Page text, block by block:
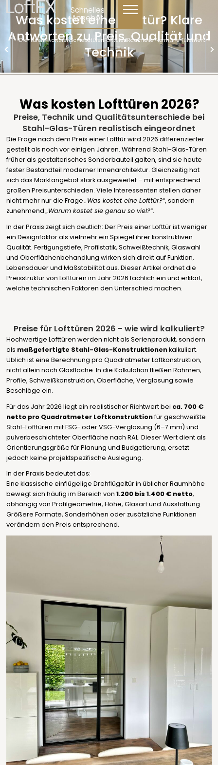
springen
Schnelles
Angebot
DrehtürenPivottürenSchiebetürenFalttürenRaumteilerNormLine TürenTenzo
Was kostet eine Lofttür? Klare
Antworten zu Preis, Qualität und
Technik
Was kosten Lofttüren 2026?
Preise, Technik und Qualitätsunterschiede bei
Stahl-Glas-Türen realistisch eingeordnet
Die Frage nach dem Preis einer Lofttür wird 2026 differenzierter
gestellt als noch vor einigen Jahren. Während Stahl-Glas-Türen
früher als gestalterisches Sonderbauteil galten, sind sie heute
fester Bestandteil moderner Innenarchitektur. Gleichzeitig hat
sich das Marktangebot stark ausgeweitet – mit entsprechend
großen Preisunterschieden. Viele Interessenten stellen daher
nicht mehr nur die Frage„Was kostet eine Lofttür?“, sondern
zunehmend„Warum kostet sie genau so viel?“.
In der Praxis zeigt sich deutlich: Der Preis einer Lofttür ist weniger
ein Designfaktor als vielmehr ein Spiegel ihrer konstruktiven
Qualität. Fertigungstiefe, Profilstatik, Schweißtechnik, Glaswahl
und Oberflächenbehandlung wirken sich direkt auf Funktion,
Lebensdauer und Maßstabilität aus. Dieser Artikel ordnet die
Preisstruktur von Lofttüren im Jahr 2026 fachlich ein und erklärt,
welche technischen Faktoren den Unterschied machen.
Preise für Lofttüren 2026 – wie wird kalkuliert?
Hochwertige Lofttüren werden nicht als Serienprodukt, sondern
als maßgefertigte Stahl-Glas-Konstruktionenkalkuliert.
Üblich ist eine Berechnung pro Quadratmeter Loftkonstruktion,
nicht allein nach Glasfläche. In die Kalkulation fließen Rahmen,
Profile, Schweißkonstruktion, Oberfläche, Verglasung sowie
Beschläge ein.
Für das Jahr 2026 liegt ein realistischer Richtwert bei ca. 700 €
netto pro Quadratmeter Loftkonstruktionfür geschweißte
Stahl-Lofttüren mit ESG- oder VSG-Verglasung (6–7 mm) und
pulverbeschichteter Oberfläche nach RAL. Dieser Wert dient als
Orientierungsgröße für Planung und Budgetierung, ersetzt
jedoch keine projektspezifische Auslegung.
In der Praxis bedeutet das:
Eine klassische einflügelige Drehflügeltür in üblicher Raumhöhe
bewegt sich häufig im Bereich von 1.200 bis 1.400 € netto,
abhängig von Profilgeometrie, Höhe, Glasart und Ausstattung.
Größere Formate, Sonderhöhen oder zusätzliche Funktionen
verändern den Preis entsprechend.